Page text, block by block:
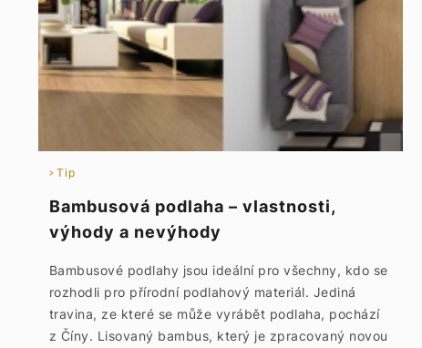
Tip
Bambusová podlaha – vlastnosti,
výhody a nevýhody
Bambusové podlahy jsou ideální pro všechny, kdo se
rozhodli pro přírodní podlahový materiál. Jediná
travina, ze které se může vyrábět podlaha, pochází
z Číny. Lisovaný bambus, který je zpracovaný novou